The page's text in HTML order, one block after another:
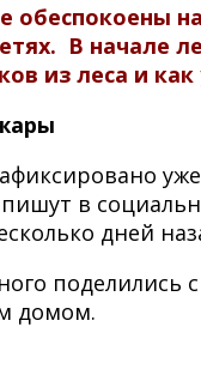
обеспокоены
В начале
из леса и как
в
дней
поделились
домом.